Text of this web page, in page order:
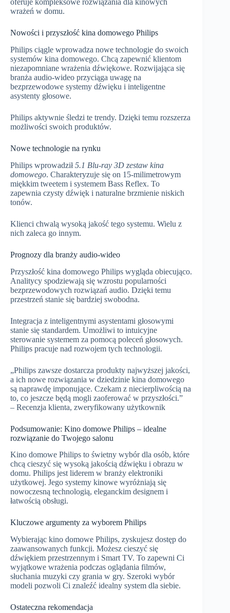
oferuje kompleksowe rozwiązania dla kinowych
wrażeń w domu.
Nowości i przyszłość kina domowego Philips
Philips ciągle wprowadza nowe technologie do swoich
systemów kina domowego. Chcą zapewnić klientom
niezapomniane wrażenia dźwiękowe. Rozwijająca się
branża audio-wideo przyciąga uwagę na
bezprzewodowe systemy dźwięku i inteligentne
asystenty głosowe.
Philips aktywnie śledzi te trendy. Dzięki temu rozszerza
możliwości swoich produktów.
Nowe technologie na rynku
Philips wprowadził5.1 Blu-ray 3D zestaw kina
domowego. Charakteryzuje się on 15-milimetrowym
miękkim tweetem i systemem Bass Reflex. To
zapewnia czysty dźwięk i naturalne brzmienie niskich
tonów.
Klienci chwalą wysoką jakość tego systemu. Wielu z
nich zaleca go innym.
Prognozy dla branży audio-wideo
Przyszłość kina domowego Philips wygląda obiecująco.
Analitycy spodziewają się wzrostu popularności
bezprzewodowych rozwiązań audio. Dzięki temu
przestrzeń stanie się bardziej swobodna.
Integracja z inteligentnymi asystentami głosowymi
stanie się standardem. Umożliwi to intuicyjne
sterowanie systemem za pomocą poleceń głosowych.
Philips pracuje nad rozwojem tych technologii.
„Philips zawsze dostarcza produkty najwyższej jakości,
a ich nowe rozwiązania w dziedzinie kina domowego
są naprawdę imponujące. Czekam z niecierpliwością na
to, co jeszcze będą mogli zaoferować w przyszłości.”
– Recenzja klienta, zweryfikowany użytkownik
Podsumowanie: Kino domowe Philips – idealne
rozwiązanie do Twojego salonu
Kino domowe Philips to świetny wybór dla osób, które
chcą cieszyć się wysoką jakością dźwięku i obrazu w
domu. Philips jest liderem w branży elektroniki
użytkowej. Jego systemy kinowe wyróżniają się
nowoczesną technologią, eleganckim designem i
łatwością obsługi.
Kluczowe argumenty za wyborem Philips
Wybierając kino domowe Philips, zyskujesz dostęp do
zaawansowanych funkcji. Możesz cieszyć się
dźwiękiem przestrzennym i Smart TV. To zapewni Ci
wyjątkowe wrażenia podczas oglądania filmów,
słuchania muzyki czy grania w gry. Szeroki wybór
modeli pozwoli Ci znaleźć idealny system dla siebie.
Ostateczna rekomendacja